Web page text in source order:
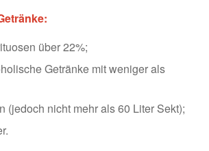
über 22%;
Getränke mit weniger als
(jedoch nicht mehr als 60 Liter Sekt);